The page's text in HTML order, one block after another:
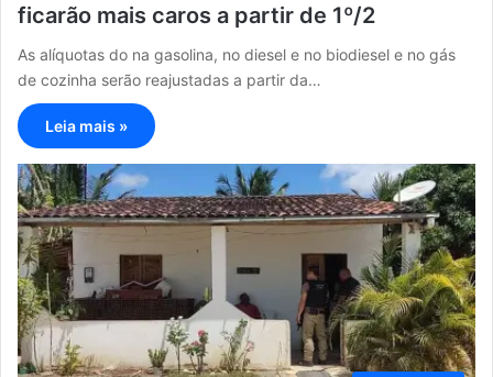
ficarão mais caros a partir de 1º/2
As alíquotas do na gasolina, no diesel e no biodiesel e no gás
de cozinha serão reajustadas a partir da…
Leia mais »